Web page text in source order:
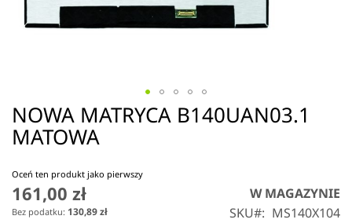
Przejdź
na
początek
NOWA MATRYCA B140UAN03.1
MATOWA
Oceń ten produkt jako pierwszy
161,00 zł
130,89 zł
W MAGAZYNIE
SKU
MS140X104